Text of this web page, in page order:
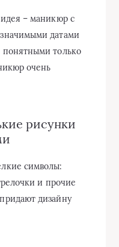
– маникюр с
датами
только
очень
рисунки
символы:
и прочие
дизайну